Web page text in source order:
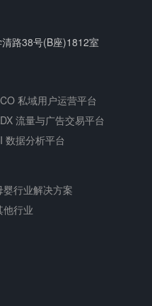
路38号(B座)1812室
私域用户运营平台
流量与广告交易平台
数据分析平台
婴行业解决方案
他行业